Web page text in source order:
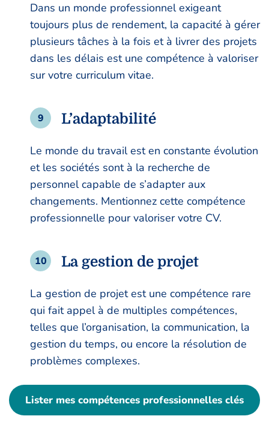
Dans un monde professionnel exigeant
toujours plus de rendement, la capacité à gérer
plusieurs tâches à la fois et à livrer des projets
dans les délais est une compétence à valoriser
sur votre curriculum vitae.
L’adaptabilité
Le monde du travail est en constante évolution
et les sociétés sont à la recherche de
personnel capable de s’adapter aux
changements. Mentionnez cette compétence
professionnelle pour valoriser votre CV.
La gestion de projet
La gestion de projet est une compétence rare
qui fait appel à de multiples compétences,
telles que l’organisation, la communication, la
gestion du temps, ou encore la résolution de
problèmes complexes.
Lister mes compétences professionnelles clés